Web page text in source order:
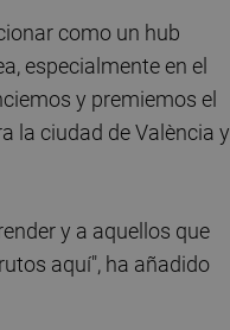
como un hub
especialmente en el
y premiemos el
la ciudad de València y
y a aquellos que
aquí", ha añadido